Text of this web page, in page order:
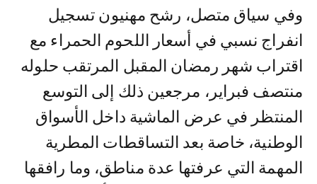
وفي سياق متصل، رشح مهنيون تسجيل
انفراج نسبي في أسعار اللحوم الحمراء مع
اقتراب شهر رمضان المقبل المرتقب حلوله
منتصف فبراير، مرجعين ذلك إلى التوسع
المنتظر في عرض الماشية داخل الأسواق
الوطنية، خاصة بعد التساقطات المطرية
المهمة التي عرفتها عدة مناطق، وما رافقها